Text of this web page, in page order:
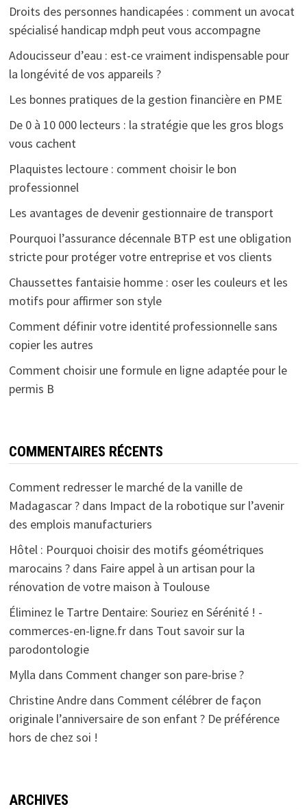
Droits des personnes handicapées : comment un avocat
spécialisé handicap mdph peut vous accompagne
Adoucisseur d’eau : est-ce vraiment indispensable pour
la longévité de vos appareils ?
Les bonnes pratiques de la gestion financière en PME
De 0 à 10 000 lecteurs : la stratégie que les gros blogs
vous cachent
Plaquistes lectoure : comment choisir le bon
professionnel
Les avantages de devenir gestionnaire de transport
Pourquoi l’assurance décennale BTP est une obligation
stricte pour protéger votre entreprise et vos clients
Chaussettes fantaisie homme : oser les couleurs et les
motifs pour affirmer son style
Comment définir votre identité professionnelle sans
copier les autres
Comment choisir une formule en ligne adaptée pour le
permis B
COMMENTAIRES RÉCENTS
Comment redresser le marché de la vanille de
Madagascar ?dans Impact de la robotique sur l’avenir
des emplois manufacturiers
Hôtel : Pourquoi choisir des motifs géométriques
marocains ?dans Faire appel à un artisan pour la
rénovation de votre maison à Toulouse
Éliminez le Tartre Dentaire: Souriez en Sérénité ! -
commerces-en-ligne.frdans Tout savoir sur la
parodontologie
Mylla dans Comment changer son pare-brise ?
Christine Andredans Comment célébrer de façon
originale l’anniversaire de son enfant ? De préférence
hors de chez soi !
ARCHIVES